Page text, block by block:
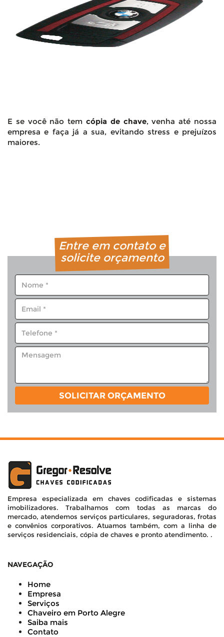
E se você não tem cópia de chave, venha até nossa
empresa e faça já a sua, evitando stress e prejuízos
maiores.
Entre em contato e
solicite orçamento
SOLICITAR ORÇAMENTO
Empresa especializada em chaves codificadas e sistemas
imobilizadores. Trabalhamos com todas as marcas do
mercado, atendemos serviços particulares, seguradoras, frotas
e convênios corporativos. Atuamos também, com a linha de
serviços residenciais, cópia de chaves e pronto atendimento. .
NAVEGAÇÃO
Home
Empresa
Serviços
Chaveiro em Porto Alegre
Saiba mais
Contato